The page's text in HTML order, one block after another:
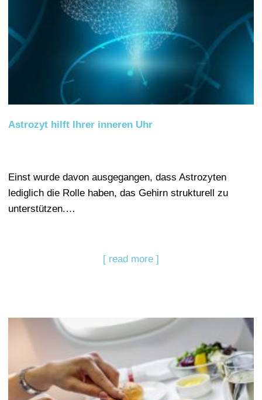
Astrozyt hilft Ihrer inneren Uhr
Einst wurde davon ausgegangen, dass Astrozyten
lediglich die Rolle haben, das Gehirn strukturell zu
unterstützen.…
[ read more ]